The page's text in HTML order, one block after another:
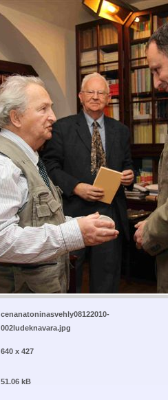
cenanatoninasvehly08122010-
002ludeknavara.jpg
640 x 427
51.06 kB